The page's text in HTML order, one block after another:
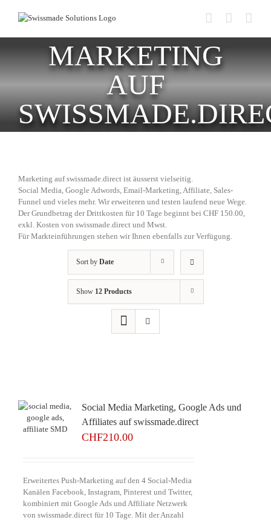
MARKETING
AUF
Marketing auf swissmade.direct ist äusserst vielseitig.
Social Media, Google Adwords, Email-Marketing, Affiliate, Sales-
Funnel und vieles mehr. Wir erweiteren und testen laufend neue Wege.
Der Grundbetrag der Drittkosten für 10 Tage beginnt bei CHF 150.00,
exkl. Kosten von swissmade.direct und Mwst.
Für Markteinführungen stehen wir Ihnen ebenfalls zur Verfügung.
Sort by Date
Show 12 Products
Social Media Marketing, Google Ads und
Affiliates auf swissmade.direct
CHF210.00
Erweitertes Push-Marketing auf den 4 Social-Media
Kanälen Facebook, Instagram, Pinterest und Twitter,
kombiniert mit Google Ads und Affiliate Netzwerk
von swissmade.direct für 10 Tage. Mit der Anzahl